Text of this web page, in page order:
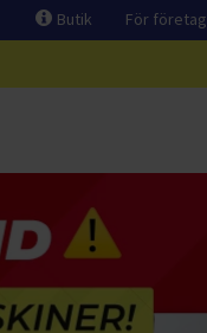
Butik För företag